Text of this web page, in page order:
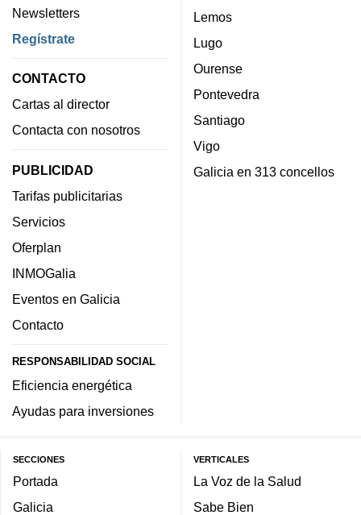
Newsletters
Regístrate
CONTACTO
Cartas al director
Contacta con nosotros
PUBLICIDAD
Tarifas publicitarias
Servicios
Oferplan
INMOGalia
Eventos en Galicia
Contacto
RESPONSABILIDAD SOCIAL
Eficiencia energética
Ayudas para inversiones
Lemos
Lugo
Ourense
Pontevedra
Santiago
Vigo
Galicia en 313 concellos
SECCIONES
Portada
Galicia
VERTICALES
La Voz de la Salud
Sabe Bien